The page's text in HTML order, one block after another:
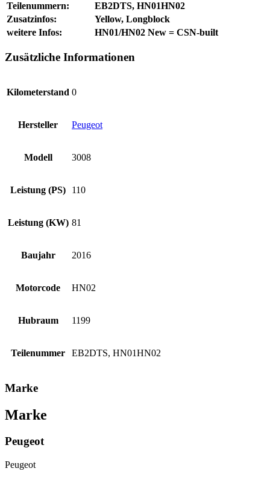
Teilenummern:
EB2DTS, HN01HN02
Zusatzinfos:
Yellow, Longblock
weitere Infos:
HN01/HN02 New = CSN-built
Zusätzliche Informationen
Kilometerstand 0
Hersteller Peugeot
Modell 3008
Leistung (PS) 110
Leistung (KW) 81
Baujahr 2016
Motorcode HN02
Hubraum 1199
Teilenummer EB2DTS, HN01HN02
Marke
Marke
Peugeot
Peugeot